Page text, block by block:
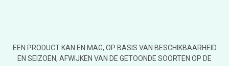
EEN PRODUCT KAN EN MAG, OP BASIS VAN BESCHIKBAARHEID
EN SEIZOEN, AFWIJKEN VAN DE GETOONDE SOORTEN OP DE